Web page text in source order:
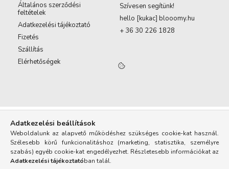
Általános szerződési
feltételek
Adatkezelési tájékoztató
Fizetés
Szállítás
Elérhetőségek
Szívesen segítünk!
hello [kukac] blooomy.hu
+ 36 30 226 1828
Adatkezelési beállítások
Weboldalunk az alapvető működéshez szükséges cookie-kat használ.
Szélesebb körű funkcionalitáshoz (marketing, statisztika, személyre
szabás) egyéb cookie-kat engedélyezhet. Részletesebb információkat az
Adatkezelési tájékoztatóban talál.